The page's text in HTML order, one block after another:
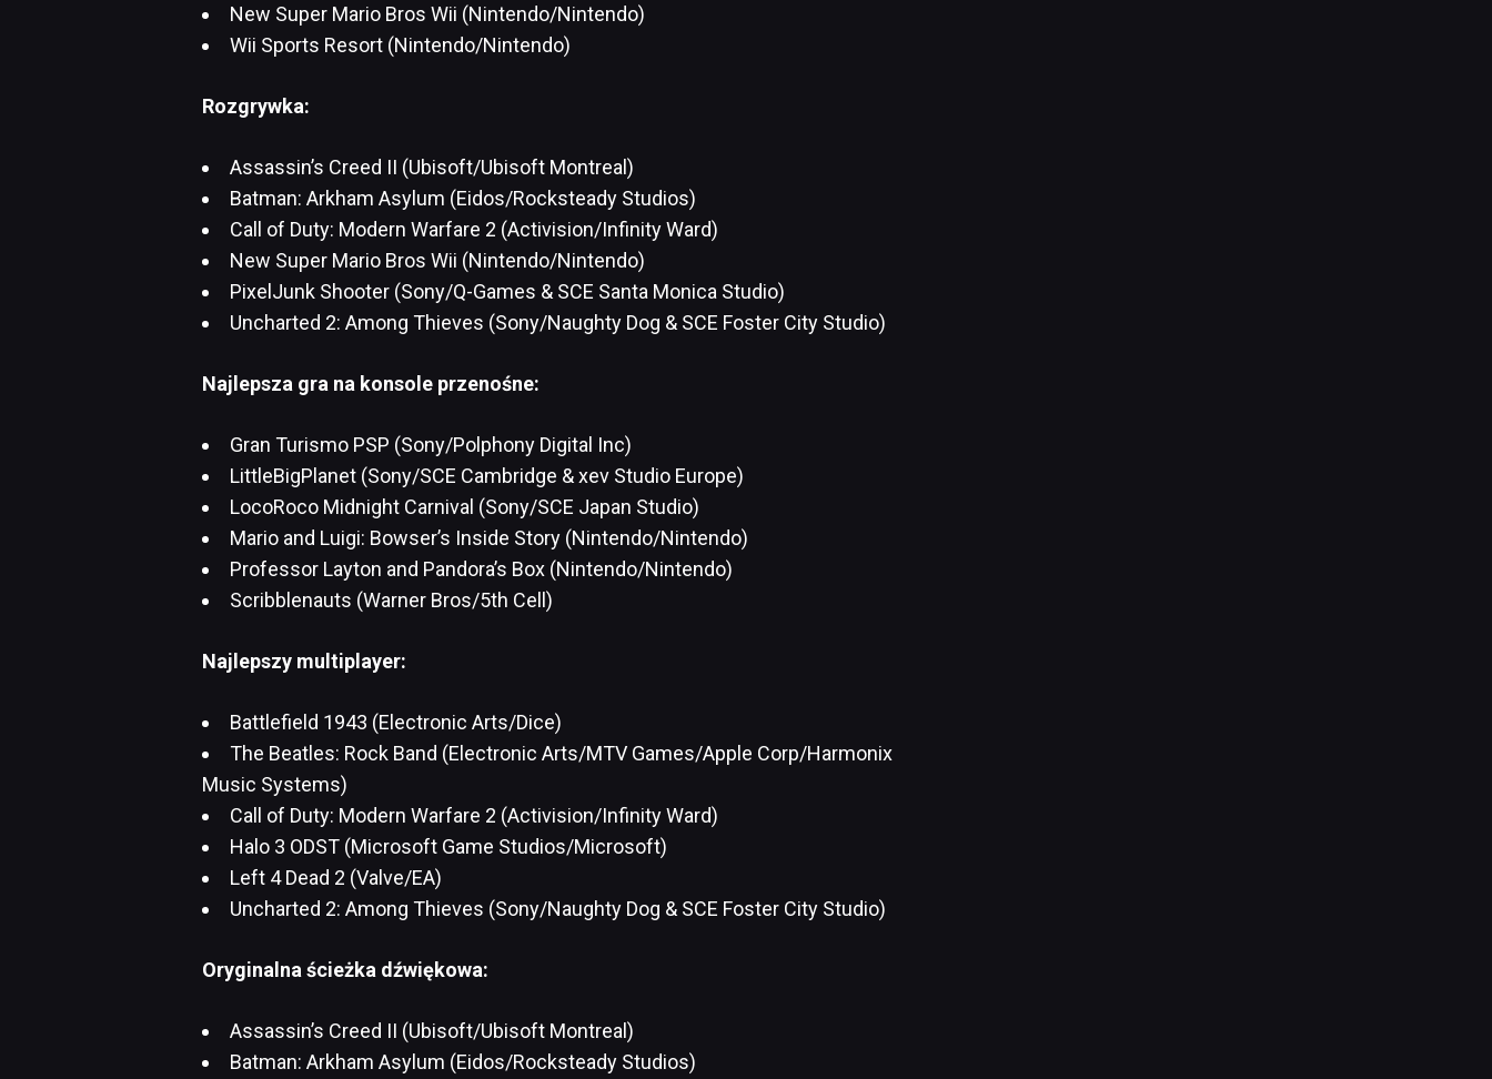
New Super Mario Bros Wii (Nintendo/Nintendo)
Wii Sports Resort (Nintendo/Nintendo)
Rozgrywka:
Assassin’s Creed II (Ubisoft/Ubisoft Montreal)
Batman: Arkham Asylum (Eidos/Rocksteady Studios)
Call of Duty: Modern Warfare 2 (Activision/Infinity Ward)
New Super Mario Bros Wii (Nintendo/Nintendo)
PixelJunk Shooter (Sony/Q-Games & SCE Santa Monica Studio)
Uncharted 2: Among Thieves (Sony/Naughty Dog & SCE Foster City Studio)
Najlepsza gra na konsole przenośne:
Gran Turismo PSP (Sony/Polphony Digital Inc)
LittleBigPlanet (Sony/SCE Cambridge & xev Studio Europe)
LocoRoco Midnight Carnival (Sony/SCE Japan Studio)
Mario and Luigi: Bowser’s Inside Story (Nintendo/Nintendo)
Professor Layton and Pandora’s Box (Nintendo/Nintendo)
Scribblenauts (Warner Bros/5th Cell)
Najlepszy multiplayer:
Battlefield 1943 (Electronic Arts/Dice)
The Beatles: Rock Band (Electronic Arts/MTV Games/Apple Corp/Harmonix
Music Systems)
Call of Duty: Modern Warfare 2 (Activision/Infinity Ward)
Halo 3 ODST (Microsoft Game Studios/Microsoft)
Left 4 Dead 2 (Valve/EA)
Uncharted 2: Among Thieves (Sony/Naughty Dog & SCE Foster City Studio)
Oryginalna ścieżka dźwiękowa:
Assassin’s Creed II (Ubisoft/Ubisoft Montreal)
Batman: Arkham Asylum (Eidos/Rocksteady Studios)